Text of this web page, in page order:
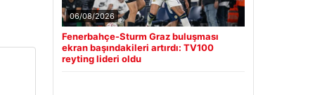
06/08/2026
Fenerbahçe-Sturm Graz buluşması
ekran başındakileri artırdı: TV100
reyting lideri oldu